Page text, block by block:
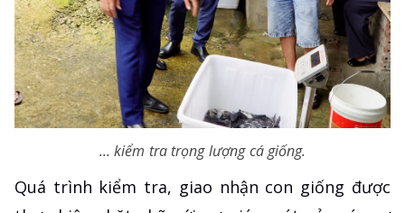
... kiểm tra trọng lượng cá giống.
Quá trình kiểm tra, giao nhận con giống được